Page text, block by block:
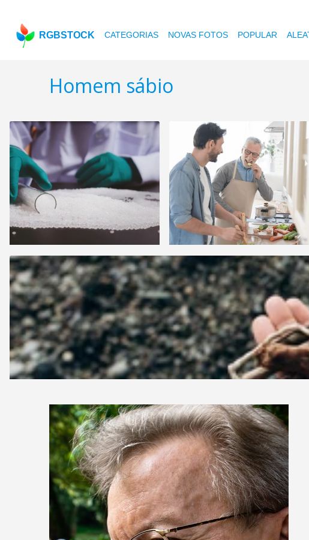
RGBSTOCK CATEGORIAS NOVAS FOTOS POPULAR
Homem sábio